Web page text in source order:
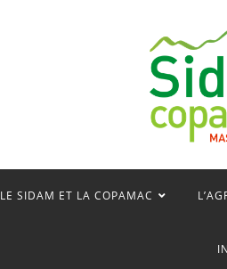
LE SIDAM ET LA COPAMAC